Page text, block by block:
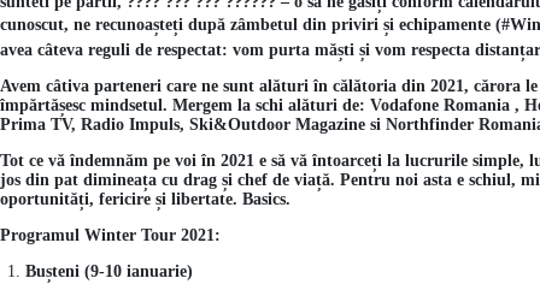
cunoscut, ne recunoașteți după zâmbetul din priviri și echipamente
avea câteva reguli de respectat: vom purta măști și vom respecta
Avem câtiva parteneri care ne sunt alături în călătoria din 2021, cărora
împărtășesc mindsetul. Mergem la schi alături de: Vodafone Romania ,
Prima TV, Radio Impuls, Ski&Outdoor Magazine si Northfinder
Tot ce vă îndemnăm pe voi în 2021 e să vă întoarceți la lucrurile simple,
jos din pat dimineața cu drag și chef de viață. Pentru noi asta e schiul,
oportunități, fericire și libertate. Basics.
Programul Winter Tour 2021:
Bușteni (9-10 ianuarie)